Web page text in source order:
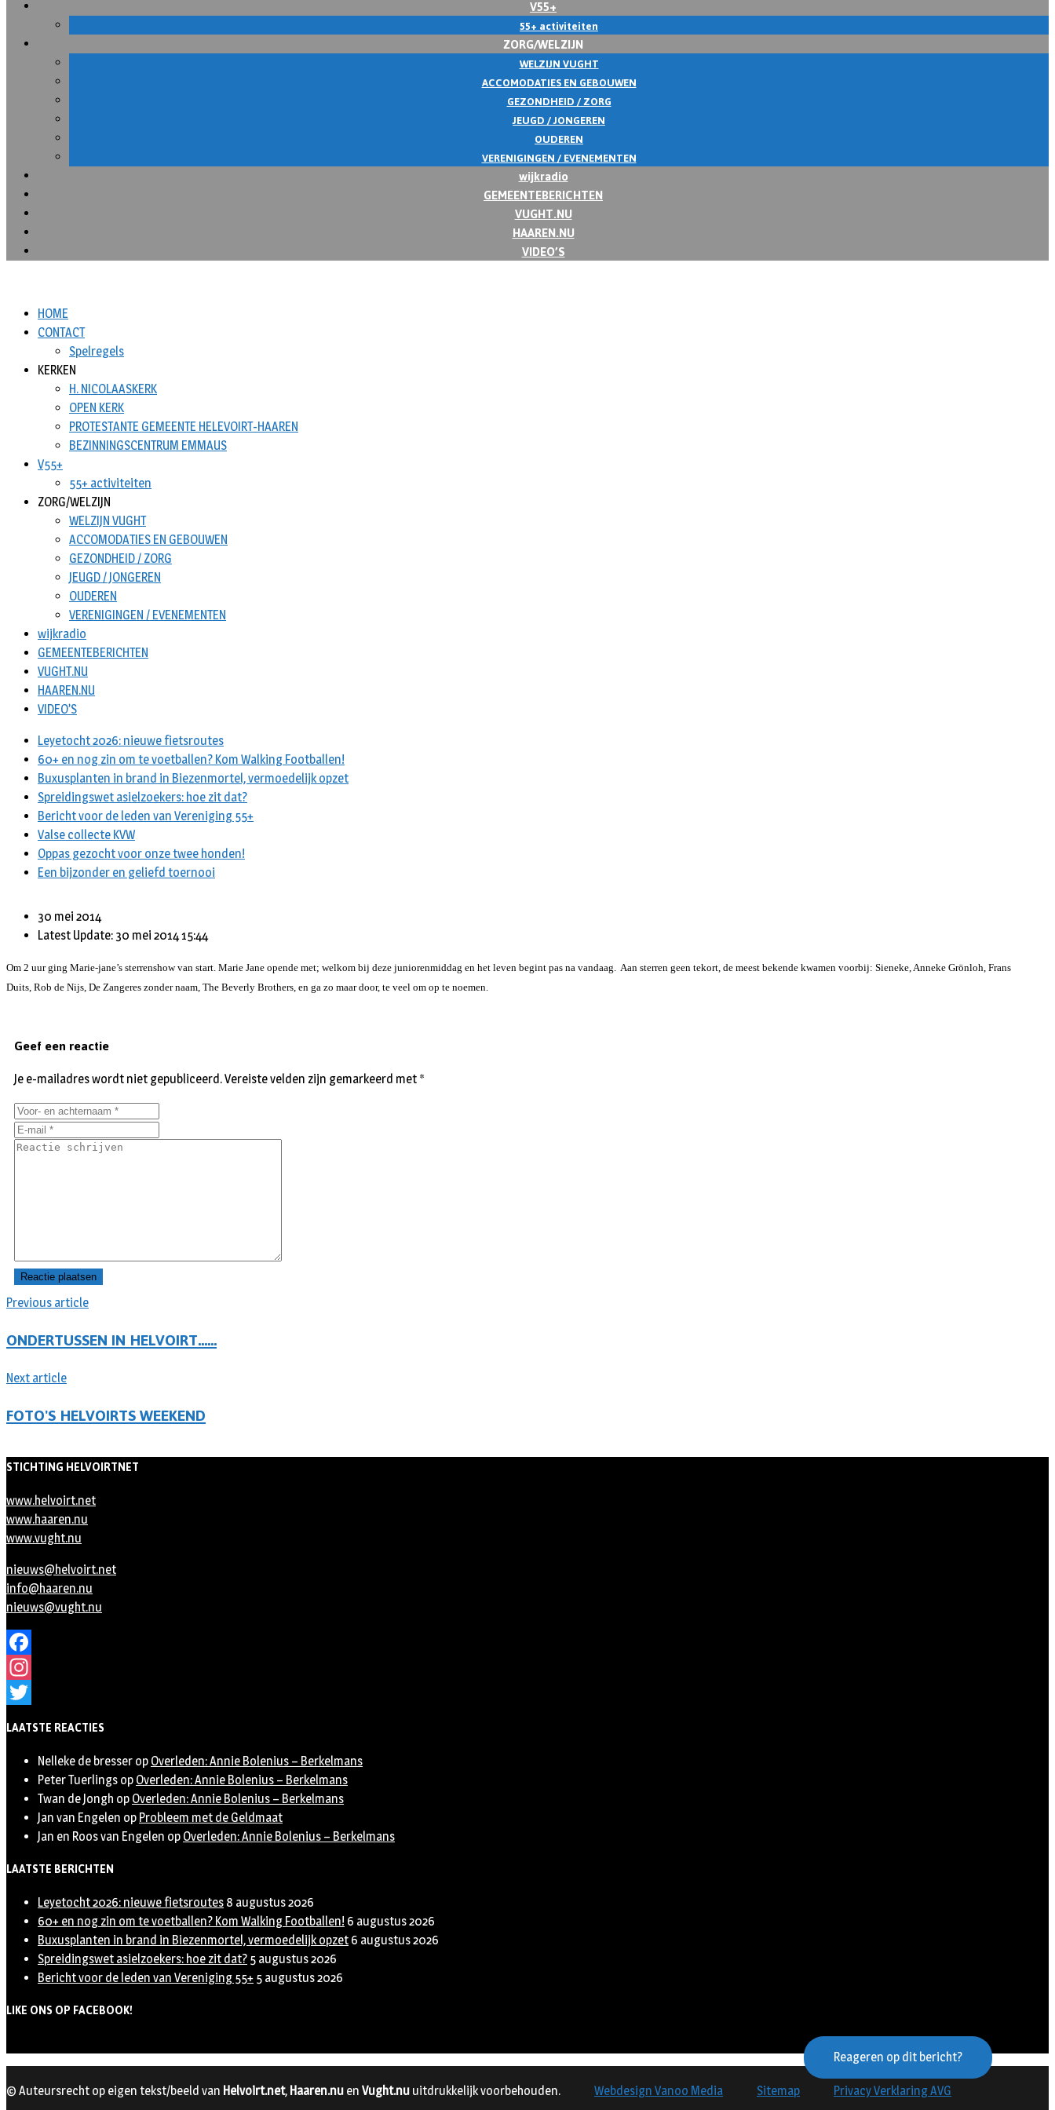
V55+
55+ activiteiten
ZORG/WELZIJN
WELZIJN VUGHT
ACCOMODATIES EN GEBOUWEN
GEZONDHEID / ZORG
JEUGD / JONGEREN
OUDEREN
VERENIGINGEN / EVENEMENTEN
wijkradio
GEMEENTEBERICHTEN
VUGHT.NU
HAAREN.NU
VIDEO’S
HOME
CONTACT
Spelregels
KERKEN
H. NICOLAASKERK
OPEN KERK
PROTESTANTE GEMEENTE HELEVOIRT-HAAREN
BEZINNINGSCENTRUM EMMAUS
V55+
55+ activiteiten
ZORG/WELZIJN
WELZIJN VUGHT
ACCOMODATIES EN GEBOUWEN
GEZONDHEID / ZORG
JEUGD / JONGEREN
OUDEREN
VERENIGINGEN / EVENEMENTEN
wijkradio
GEMEENTEBERICHTEN
VUGHT.NU
HAAREN.NU
VIDEO’S
Leyetocht 2026: nieuwe fietsroutes
60+ en nog zin om te voetballen? Kom Walking Footballen!
Buxusplanten in brand in Biezenmortel, vermoedelijk opzet
Spreidingswet asielzoekers: hoe zit dat?
Bericht voor de leden van Vereniging 55+
Valse collecte KVW
Oppas gezocht voor onze twee honden!
Een bijzonder en geliefd toernooi
30 mei 2014
Latest Update: 30 mei 2014 15:44
Om 2 uur ging Marie-jane’s sterrenshow van start. Marie Jane opende met; welkom bij deze juniorenmiddag en het leven begint pas na vandaag. Aan sterren geen tekort, de meest bekende kwamen voorbij: Sieneke, Anneke Grönloh, Frans
Duits, Rob de Nijs, De Zangeres zonder naam, The Beverly Brothers, en ga zo maar door, te veel om op te noemen.
Previous article
ONDERTUSSEN IN HELVOIRT……
Next article
FOTO'S HELVOIRTS WEEKEND
Geef een reactie
Je e-mailadres wordt niet gepubliceerd.Vereiste velden zijn gemarkeerd met *
STICHTING HELVOIRTNET
www.helvoirt.net
www.haaren.nu
www.vught.nu
nieuws@helvoirt.net
info@haaren.nu
nieuws@vught.nu
Facebook
Instagram
LAATSTE REACTIES
Nelleke de bresser op Overleden: Annie Bolenius – Berkelmans
Peter Tuerlings op Overleden: Annie Bolenius – Berkelmans
Twan de Jongh op Overleden: Annie Bolenius – Berkelmans
Jan van Engelen op Probleem met de Geldmaat
Jan en Roos van Engelen op Overleden: Annie Bolenius – Berkelmans
LAATSTE BERICHTEN
Leyetocht 2026: nieuwe fietsroutes 8 augustus 2026
60+ en nog zin om te voetballen? Kom Walking Footballen! 6 augustus 2026
Buxusplanten in brand in Biezenmortel, vermoedelijk opzet 6 augustus 2026
Spreidingswet asielzoekers: hoe zit dat? 5 augustus 2026
Bericht voor de leden van Vereniging 55+ 5 augustus 2026
LIKE ONS OP FACEBOOK!
Reageren op dit bericht?
© Auteursrecht op eigen tekst/beeld van Helvoirt.net, Haaren.nu en Vught.nu uitdrukkelijk voorbehouden. Webdesign Vanoo Media Sitemap Privacy Verklaring AVG